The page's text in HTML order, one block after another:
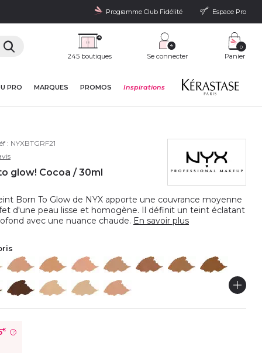
Programme Club Fidélité Espace Pro
245 boutiques Se connecter Panier
0
PRO MARQUES PROMOS Inspirations
: NYXBTGRF21
glow! Cocoa / 30ml
Born To Glow de NYX apporte une couvrance moyenne
d'une peau lisse et homogène. Il définit un teint éclatant
avec une nuance chaude. En savoir plus
€ ?